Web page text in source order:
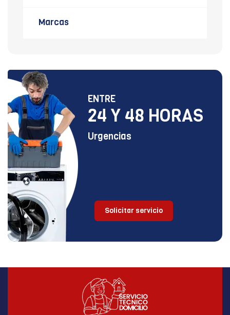
Marcas
ENTRE
24 Y 48 HORAS
Urgencias
Solicitar servicio